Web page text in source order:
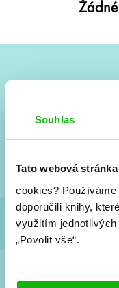
Souhlas
Tato webová
cookies?
doporučili knihy,
využitím
„Povolit vše“.
Vše kolem
a
Souhlasím s